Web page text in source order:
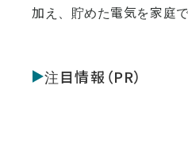
加え、貯めた電気を家庭
注目情報（PR）